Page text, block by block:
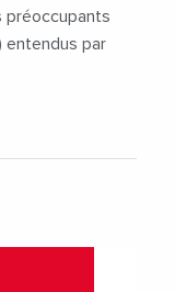
préoccupants
entendus par